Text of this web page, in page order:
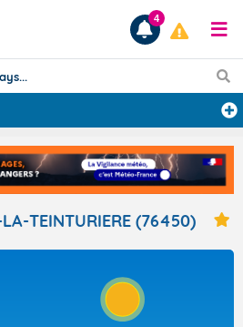
Prévisions
RÉSULTATS
Articles
4
TEINTURIERE (76450)